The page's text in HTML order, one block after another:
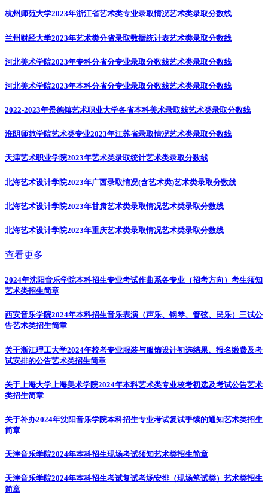
杭州师范大学2023年浙江省艺术类专业录取情况艺术类录取分数线
兰州财经大学2023年艺术类分省录取数据统计表艺术类录取分数线
河北美术学院2023年专科分省分专业录取分数线艺术类录取分数线
河北美术学院2023年本科分省分专业录取分数线艺术类录取分数线
2022-2023年景德镇艺术职业大学各省本科美术录取线艺术类录取分数线
淮阴师范学院艺术类专业2023年江苏省录取情况艺术类录取分数线
天津艺术职业学院2023年艺术类录取统计艺术类录取分数线
北海艺术设计学院2023年广西录取情况(含艺术类)艺术类录取分数线
北海艺术设计学院2023年甘肃艺术类录取情况艺术类录取分数线
北海艺术设计学院2023年重庆艺术类录取情况艺术类录取分数线
查看更多
2024年沈阳音乐学院本科招生专业考试作曲系各专业（招考方向）考生须知
艺术类招生简章
西安音乐学院2024年本科招生音乐表演（声乐、钢琴、管弦、民乐）三试公
告艺术类招生简章
关于浙江理工大学2024年校考专业服装与服饰设计初选结果、报名缴费及考
试安排的公告艺术类招生简章
关于上海大学上海美术学院2024年本科艺术类专业校考初选及考试公告艺术
类招生简章
关于补办2024年沈阳音乐学院本科招生专业考试复试手续的通知艺术类招生
简章
天津音乐学院2024年本科招生现场考试须知艺术类招生简章
天津音乐学院2024年本科招生考试复试考场安排（现场笔试类） 艺术类招生
简章